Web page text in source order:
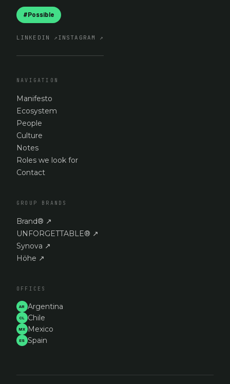
#Possible
LINKEDIN ↗ INSTAGRAM ↗
NAVIGATION
Manifesto
Ecosystem
People
Culture
Notes
Roles we look for
Contact
GROUP BRANDS
Brand® ↗
UNFORGETTABLE® ↗
Synova ↗
Höhe ↗
OFFICES
AR Argentina
CL Chile
MX Mexico
ES Spain